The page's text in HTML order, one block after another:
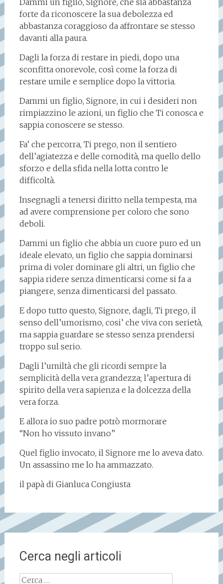
Dammi un figlio, Signore, che sia abbastanza
forte da riconoscere la sua debolezza ed
abbastanza coraggioso da affrontare se stesso
davanti alla paura.
Dagli la forza di restare in piedi, dopo una
sconfitta onorevole, così come la forza di
restare umile e semplice dopo la vittoria.
Dammi un figlio, Signore, in cui i desideri non
rimpiazzino le azioni, un figlio che Ti conosca e
sappia conoscere se stesso.
Fa’ che percorra, Ti prego, non il sentiero
dell’agiatezza e delle comodità, ma quello dello
sforzo e della sfida nella lotta contro le
difficoltà.
Insegnagli a tenersi diritto nella tempesta, ma
ad avere comprensione per coloro che sono
deboli.
Dammi un figlio che abbia un cuore puro ed un
ideale elevato, un figlio che sappia dominarsi
prima di voler dominare gli altri, un figlio che
sappia ridere senza dimenticarsi come si fa a
piangere, senza dimenticarsi del passato.
E dopo tutto questo, Signore, dagli, Ti prego, il
senso dell’umorismo, cosi’ che viva con serietà,
ma sappia guardare se stesso senza prendersi
troppo sul serio.
Dagli l’umiltà che gli ricordi sempre la
semplicità della vera grandezza; l’apertura di
spirito della vera sapienza e la dolcezza della
vera forza.
E allora io suo padre potrò mormorare
“Non ho vissuto invano”
Quel figlio invocato, il Signore me lo aveva dato.
Un assassino me lo ha ammazzato.
il papà di Gianluca Congiusta
Cerca negli articoli
Ricerca